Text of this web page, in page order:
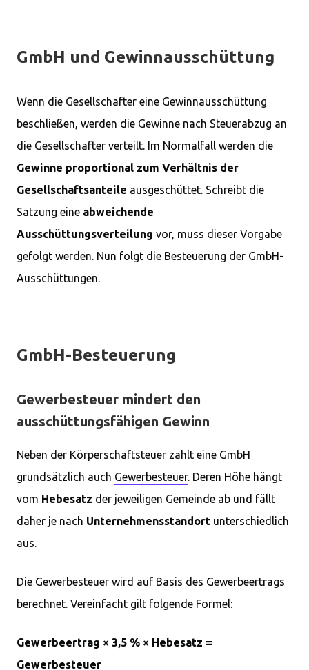
GmbH und Gewinnausschüttung
Wenn die Gesellschafter eine Gewinnausschüttung
beschließen, werden die Gewinne nach Steuerabzug an
die Gesellschafter verteilt. Im Normalfall werden die
Gewinne proportional zum Verhältnis der
Gesellschaftsanteile ausgeschüttet. Schreibt die
Satzung eine abweichende
Ausschüttungsverteilung vor, muss dieser Vorgabe
gefolgt werden. Nun folgt die Besteuerung der GmbH-
Ausschüttungen.
GmbH-Besteuerung
Gewerbesteuer mindert den
ausschüttungsfähigen Gewinn
Neben der Körperschaftsteuer zahlt eine GmbH
grundsätzlich auch Gewerbesteuer. Deren Höhe hängt
vom Hebesatz der jeweiligen Gemeinde ab und fällt
daher je nach Unternehmensstandort unterschiedlich
aus.
Die Gewerbesteuer wird auf Basis des Gewerbeertrags
berechnet. Vereinfacht gilt folgende Formel:
Gewerbeertrag × 3,5 % × Hebesatz =
Gewerbesteuer